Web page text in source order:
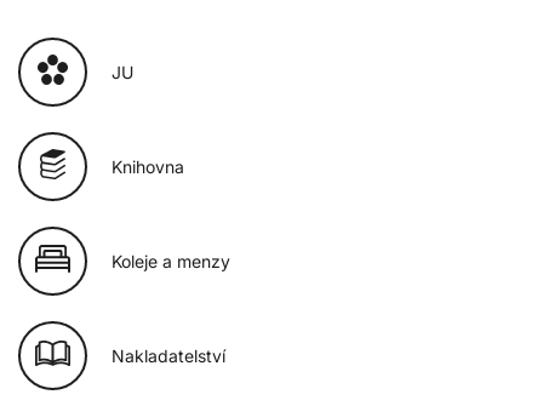
JU
Knihovna
Koleje a menzy
Nakladatelství